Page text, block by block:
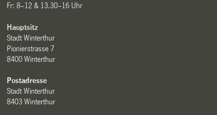
Fr: 8–12 & 13.30–16 Uhr
Hauptsitz
Stadt Winterthur
Pionierstrasse 7
8400 Winterthur
Postadresse
Stadt Winterthur
8403 Winterthur